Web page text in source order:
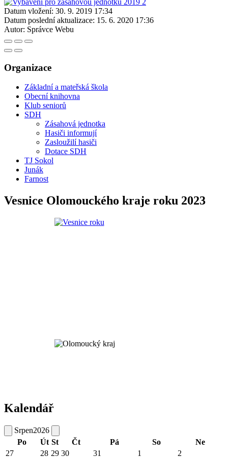
Datum vložení: 30. 9. 2019 17:34
Datum poslední aktualizace: 15. 6. 2020 17:36
Autor: Správce Webu
Organizace
Základní a mateřská škola
Obecní knihovna
Klub seniorů
SDH
Zásahová jednotka
Hasiči informují
Zasloužilí hasiči
Dotace SDH
TJ Sokol
Junák
Farnost
Vesnice Olomouckého kraje roku 2023
Kalendář
Srpen2026
Po
Út St Čt Pá So
Ne
27
28 29 30 31 1 2